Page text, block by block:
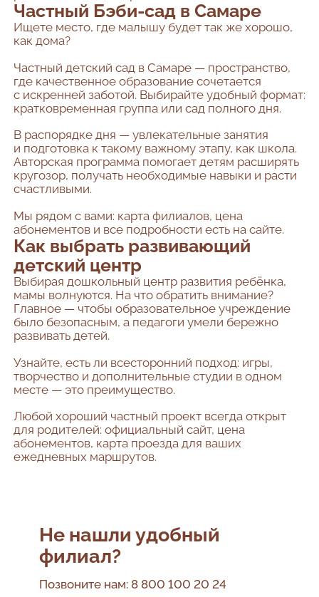
Частный Бэби-сад в Самаре
Ищете место, где малышу будет так же хорошо,
как дома?
Частный детский сад в Самаре — пространство,
где качественное образование сочетается
с искренней заботой. Выбирайте удобный формат:
кратковременная группа или сад полного дня.
В распорядке дня — увлекательные занятия
и подготовка к такому важному этапу, как школа.
Авторская программа помогает детям расширять
кругозор, получать необходимые навыки и расти
счастливыми.
Мы рядом с вами: карта филиалов, цена
абонементов и все подробности есть на сайте.
Как выбрать развивающий
детский центр
Выбирая дошкольный центр развития ребёнка,
мамы волнуются. На что обратить внимание?
Главное — чтобы образовательное учреждение
было безопасным, а педагоги умели бережно
развивать детей.
Узнайте, есть ли всесторонний подход: игры,
творчество и дополнительные студии в одном
месте — это преимущество.
Любой хороший частный проект всегда открыт
для родителей: официальный сайт, цена
абонементов, карта проезда для ваших
ежедневных маршрутов.
Не нашли удобный
филиал?
Позвоните нам: 8 800 100 20 24